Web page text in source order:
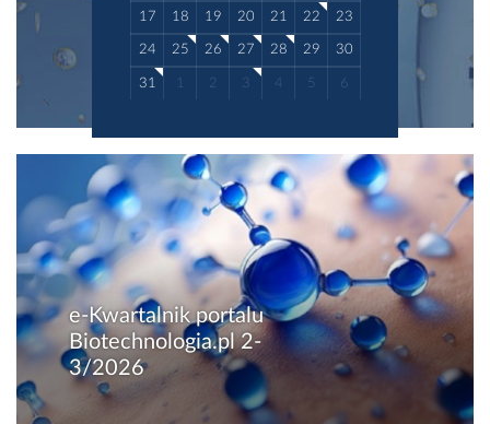
17 18 19 20 21 22 23
24 25 26 27 28 29 30
31 1 2 3 4 5 6
e-Kwartalnik portalu
Biotechnologia.pl 2-
3/2026